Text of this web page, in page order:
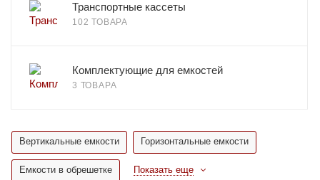
Транспортные кассеты
102 ТОВАРА
Комплектующие для емкостей
3 ТОВАРА
Вертикальные емкости Горизонтальные емкости
Емкости в обрешетке Показать еще